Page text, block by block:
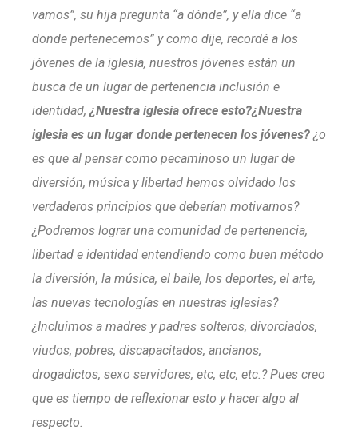
vamos”, su hija pregunta “a dónde”, y ella dice “a
donde pertenecemos” y como dije, recordé a los
jóvenes de la iglesia, nuestros jóvenes están un
busca de un lugar de pertenencia inclusión e
identidad,¿Nuestra iglesia ofrece esto?¿Nuestra
iglesia es un lugar donde pertenecen los jóvenes?¿o
es que al pensar como pecaminoso un lugar de
diversión, música y libertad hemos olvidado los
verdaderos principios que deberían motivarnos?
¿Podremos lograr una comunidad de pertenencia,
libertad e identidad entendiendo como buen método
la diversión, la música, el baile, los deportes, el arte,
las nuevas tecnologías en nuestras iglesias?
¿Incluimos a madres y padres solteros, divorciados,
viudos, pobres, discapacitados, ancianos,
drogadictos, sexo servidores, etc, etc, etc.? Pues creo
que es tiempo de reflexionar esto y hacer algo al
respecto.